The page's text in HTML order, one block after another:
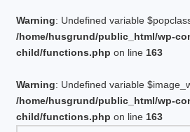
Warning: Undefined variable
/home/husgrund/public_html/wp-
child/functions.php on line 163
Warning: Undefined variable
/home/husgrund/public_html/wp-
child/functions.php on line 163